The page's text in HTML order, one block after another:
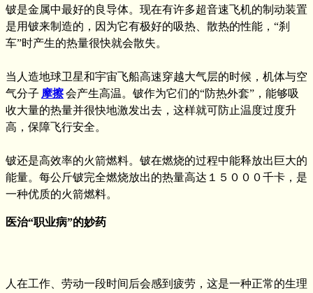
铍是金属中最好的良导体。现在有许多超音速飞机的制动装置
是用铍来制造的，因为它有极好的吸热、散热的性能，“刹
车”时产生的热量很快就会散失。
当人造地球卫星和宇宙飞船高速穿越大气层的时候，机体与空
气分子 摩擦会产生高温。铍作为它们的“防热外套”，能够吸
收大量的热量并很快地激发出去，这样就可防止温度过度升
高，保障飞行安全。
铍还是高效率的火箭燃料。铍在燃烧的过程中能释放出巨大的
能量。每公斤铍完全燃烧放出的热量高达１５０００千卡，是
一种优质的火箭燃料。
医治“职业病”的妙药
人在工作、劳动一段时间后会感到疲劳，这是一种正常的生理